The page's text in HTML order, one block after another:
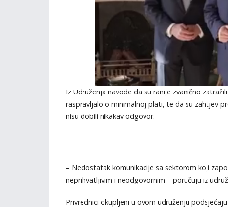
Iz Udruženja navode da su ranije zvanično
raspravljalo o minimalnoj plati, te da su zahtjev
nisu dobili nikakav odgovor.
– Nedostatak komunikacije sa sektorom koji
neprihvatljivim i neodgovornim – poručuju iz
Privrednici okupljeni u ovom udruženju